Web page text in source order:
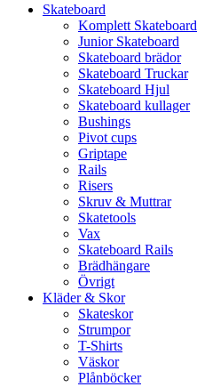
Skateboard
Komplett Skateboard
Junior Skateboard
Skateboard brädor
Skateboard Truckar
Skateboard Hjul
Skateboard kullager
Bushings
Pivot cups
Griptape
Rails
Risers
Skruv & Muttrar
Skatetools
Vax
Skateboard Rails
Brädhängare
Övrigt
Kläder & Skor
Skateskor
Strumpor
T-Shirts
Väskor
Plånböcker